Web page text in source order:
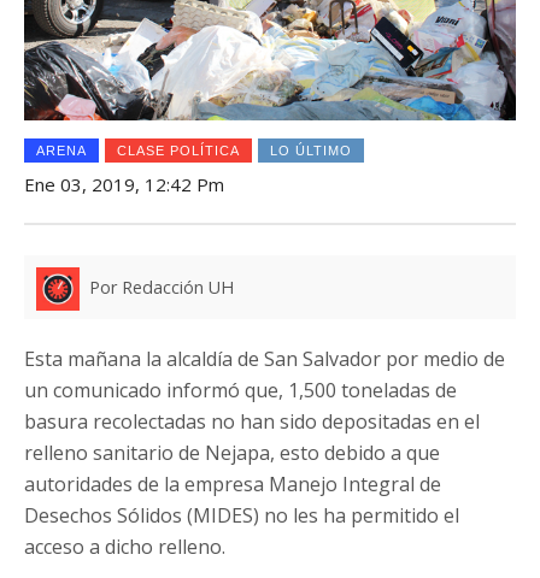
ARENA CLASE POLÍTICA LO ÚLTIMO
Ene 03, 2019, 12:42 Pm
Por Redacción UH
Esta mañana la alcaldía de San Salvador por medio de
un comunicado informó que, 1,500 toneladas de
basura recolectadas no han sido depositadas en el
relleno sanitario de Nejapa, esto debido a que
autoridades de la empresa Manejo Integral de
Desechos Sólidos (MIDES) no les ha permitido el
acceso a dicho relleno.